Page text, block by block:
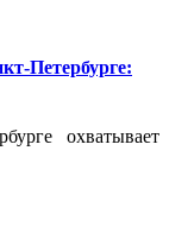
Петербурге:
охватывает